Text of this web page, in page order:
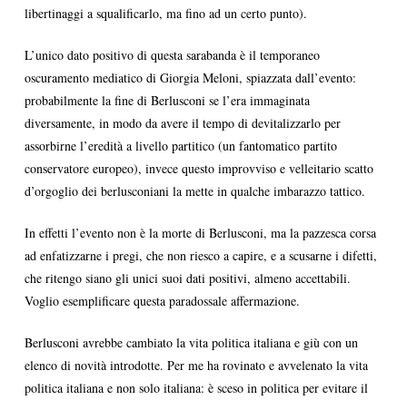
libertinaggi a squalificarlo, ma fino ad un certo punto).
L’unico dato positivo di questa sarabanda è il temporaneo
oscuramento mediatico di Giorgia Meloni, spiazzata dall’evento:
probabilmente la fine di Berlusconi se l’era immaginata
diversamente, in modo da avere il tempo di devitalizzarlo per
assorbirne l’eredità a livello partitico (un fantomatico partito
conservatore europeo), invece questo improvviso e velleitario scatto
d’orgoglio dei berlusconiani la mette in qualche imbarazzo tattico.
In effetti l’evento non è la morte di Berlusconi, ma la pazzesca corsa
ad enfatizzarne i pregi, che non riesco a capire, e a scusarne i difetti,
che ritengo siano gli unici suoi dati positivi, almeno accettabili.
Voglio esemplificare questa paradossale affermazione.
Berlusconi avrebbe cambiato la vita politica italiana e giù con un
elenco di novità introdotte. Per me ha rovinato e avvelenato la vita
politica italiana e non solo italiana: è sceso in politica per evitare il